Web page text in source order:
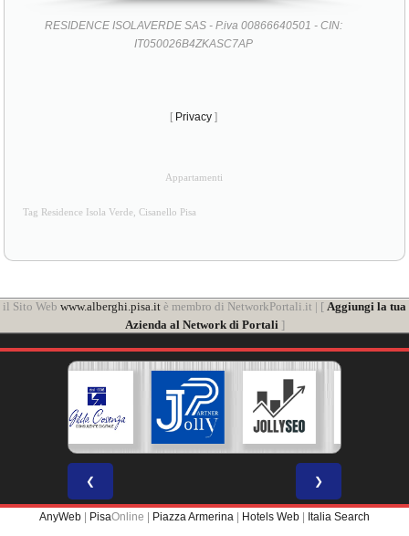
RESIDENCE ISOLAVERDE SAS - P.iva 00866640501 - CIN:
IT050026B4ZKASC7AP
[ Privacy ]
Appartamenti
Tag Residence Isola Verde, Cisanello Pisa
il Sito Web www.alberghi.pisa.it è membro di NetworkPortali.it | [ Aggiungi la tua
Azienda al Network di Portali ]
❮ ❯
AnyWeb | PisaOnline | Piazza Armerina | Hotels Web | Italia Search